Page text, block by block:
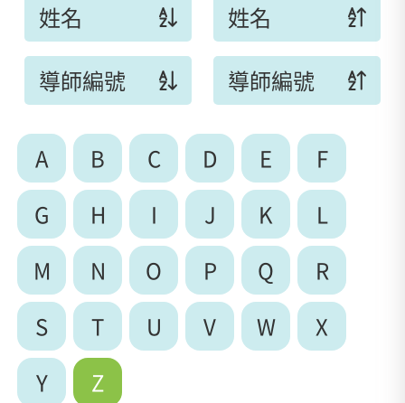
姓名
姓名
導師編號
導師編號
A B C D E
F
G
H I J K
L
M
N O P Q
R
S
T U V W
X
Y
Z